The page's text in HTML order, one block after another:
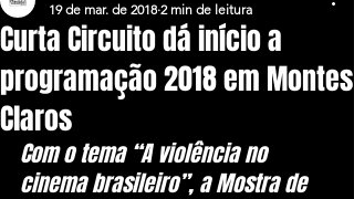
Curta Circuito dá início a
programação 2018 em Montes
Claros
19 de mar. de 2018 2 min de leitura
Com o tema “A violência no
cinema brasileiro”, a Mostra de